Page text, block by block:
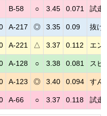
B-58 ○ 3.45 0.071 試走
A-217 ◎ 3.35 0.09 抜け
A-221 △ 3.37 0.112 エン
A-128 ○ 3.38 0.081 スピ
A-123 ◎ 3.40 0.094 すん
A-66 ○ 3.37 0.118 試走